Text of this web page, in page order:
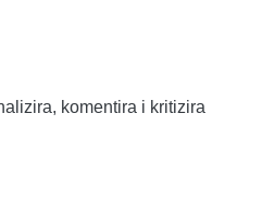
komentira i kritizira